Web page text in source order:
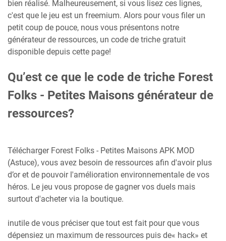
bien réalisé. Malheureusement, si vous lisez ces lignes,
c'est que le jeu est un freemium. Alors pour vous filer un
petit coup de pouce, nous vous présentons notre
générateur de ressources, un code de triche gratuit
disponible depuis cette page!
Qu’est ce que le code de triche Forest
Folks - Petites Maisons générateur de
ressources?
Télécharger Forest Folks - Petites Maisons APK MOD
(Astuce), vous avez besoin de ressources afin d'avoir plus
d’or et de pouvoir l'amélioration environnementale de vos
héros. Le jeu vous propose de gagner vos duels mais
surtout d'acheter via la boutique.
inutile de vous préciser que tout est fait pour que vous
dépensiez un maximum de ressources puis de« hack» et